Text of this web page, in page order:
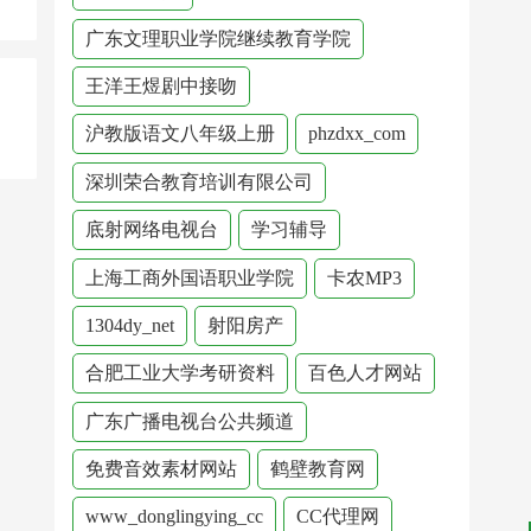
广东文理职业学院继续教育学院
王洋王煜剧中接吻
沪教版语文八年级上册 phzdxx_com
深圳荣合教育培训有限公司
底射网络电视台 学习辅导
上海工商外国语职业学院 卡农MP3
1304dy_net 射阳房产
合肥工业大学考研资料 百色人才网站
广东广播电视台公共频道
免费音效素材网站 鹤壁教育网
www_donglingying_cc CC代理网